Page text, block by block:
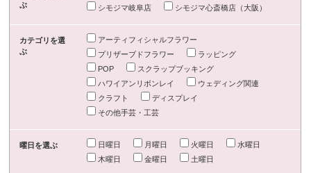
ぶ
シモジマ岐阜店
シモジマ心斎橋店（大阪）
カテゴリを選
ぶ
アーティフィシャルフラワー
プリザーブドフラワー
ラッピング
POP
スクラップブッキング
ハワイアンリボンレイ
ウェディング関連
クラフト
ディスプレイ
その他手芸・工芸
曜日を選ぶ 日曜日 月曜日 火曜日
水曜日
木曜日
金曜日 土曜日